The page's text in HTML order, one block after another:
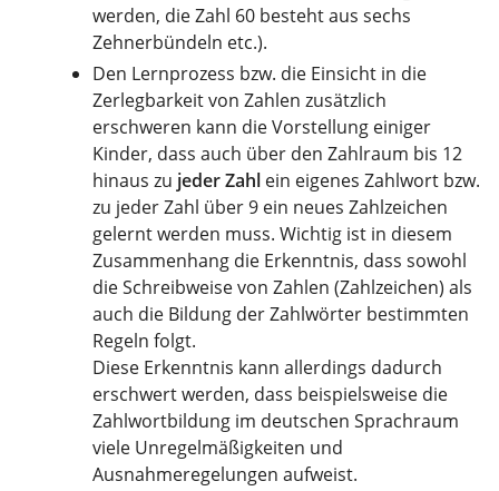
werden, die Zahl 60 besteht aus sechs
Zehnerbündeln etc.).
Den Lernprozess bzw. die Einsicht in die
Zerlegbarkeit von Zahlen zusätzlich
erschweren kann die Vorstellung einiger
Kinder, dass auch über den Zahlraum bis 12
hinaus zu jeder Zahl ein eigenes Zahlwort bzw.
zu jeder Zahl über 9 ein neues Zahlzeichen
gelernt werden muss. Wichtig ist in diesem
Zusammenhang die Erkenntnis, dass sowohl
die Schreibweise von Zahlen (Zahlzeichen) als
auch die Bildung der Zahlwörter bestimmten
Regeln folgt.
Diese Erkenntnis kann allerdings dadurch
erschwert werden, dass beispielsweise die
Zahlwortbildung im deutschen Sprachraum
viele Unregelmäßigkeiten und
Ausnahmeregelungen aufweist.